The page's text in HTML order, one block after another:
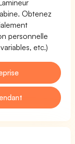
Obtenez
personnelle
etc.)